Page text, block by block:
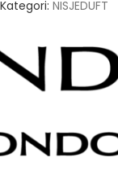
Kategori: NISJEDUFT